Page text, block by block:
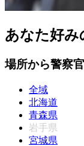
あなた好み
場所から警察
全域
北海道
青森県
岩手県
宮城県